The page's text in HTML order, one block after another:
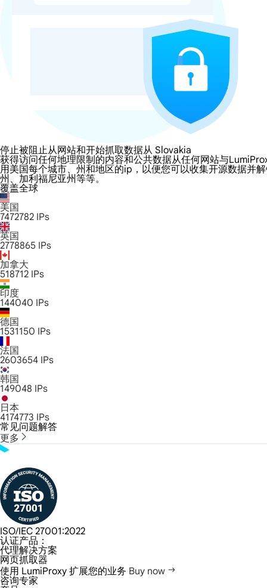
停止被阻止从网站和开始抓取数据从 Slovakia
获得访问任何地理限制的内容和公共数据从任何网站与
用美国每个城市、州和地区的ip，以便您可以收集开源数据并
州、加利福尼亚州等等。
覆盖全球
美国
7472782 IPs
英国
2778865 IPs
加拿大
518712 IPs
印度
144040 IPs
德国
1531150 IPs
法国
2603654 IPs
韩国
149048 IPs
日本
4174773 IPs
常见问题解答
更多
ISO/IEC 27001:2022
认证产品：
代理解决方案
网页抓取器
使用 LumiProxy 扩展您的业务 Buy now
咨询专家